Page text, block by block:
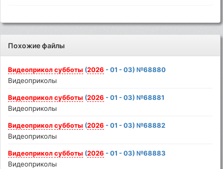
Похожие файлы
Видеоприкол субботы (2026 - 01 - 03) №68880
Видеоприколы
Видеоприкол субботы (2026 - 01 - 03) №68881
Видеоприколы
Видеоприкол субботы (2026 - 01 - 03) №68882
Видеоприколы
Видеоприкол субботы (2026 - 01 - 03) №68883
Видеоприколы